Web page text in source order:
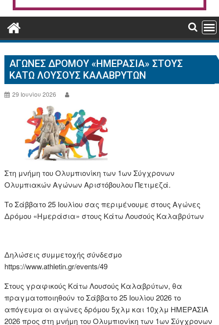
ΑΓΏΝΕΣ ΔΡΌΜΟΥ «ΗΜΕΡΆΣΙΑ» ΣΤΟΥΣ
ΚΆΤΩ ΛΟΥΣΟΎΣ ΚΑΛΑΒΡΎΤΩΝ
29 Ιουνίου 2026
Στη μνήμη του Ολυμπιονίκη των 1ων Σύγχρονων
Ολυμπιακών Αγώνων Αριστόβουλου Πετιμεζά.
Το Σάββατο 25 Ιουλίου σας περιμένουμε στους Αγώνες
Δρόμου «Ημεράσια» στους Κάτω Λουσούς Καλαβρύτων
Δηλώσεις συμμετοχής σύνδεσμο
https://www.athletin.gr/events/49
Στους γραφικούς Κάτω Λουσούς Καλαβρύτων, θα
πραγματοποιηθούν το Σάββατο 25 Ιουλίου 2026 το
απόγευμα οι αγώνες δρόμου 5χλμ και 10χλμ ΗΜΕΡΑΣΙΑ
2026 προς στη μνήμη του Ολυμπιονίκη των 1ων Σύγχρονων